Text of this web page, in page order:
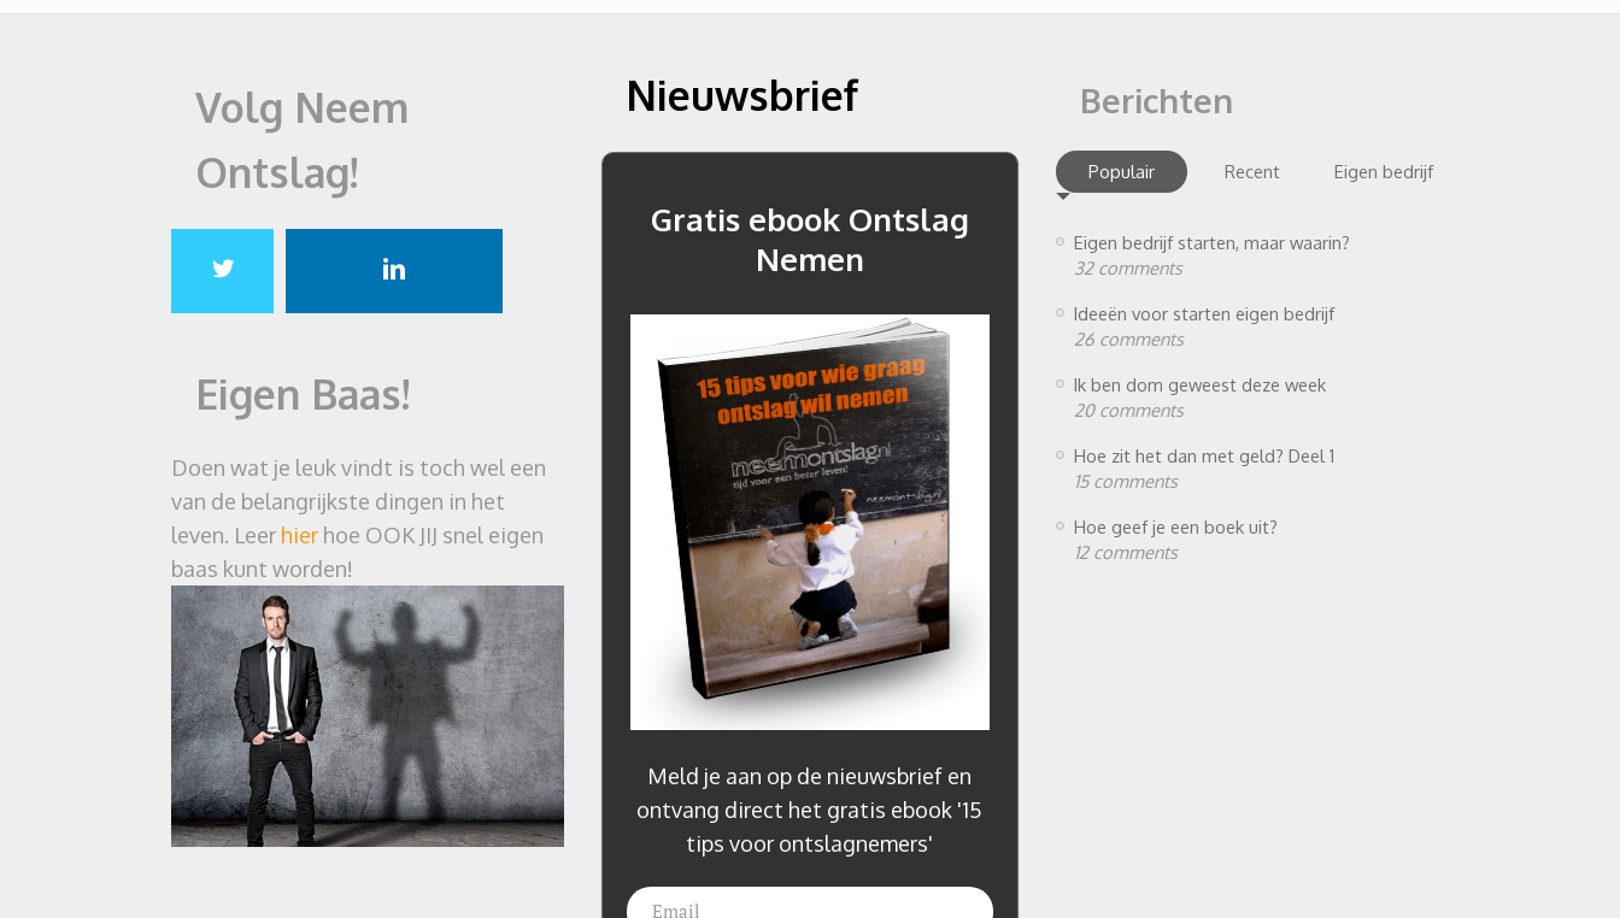
Volg Neem
Ontslag!
Eigen Baas!
Doen wat je leuk vindt is toch wel een
van de belangrijkste dingen in het
leven. Leer hier hoe OOK JIJ snel eigen
baas kunt worden!
Nieuwsbrief
Gratis ebook Ontslag
Nemen
Meld je aan op de nieuwsbrief en
ontvang direct het gratis ebook '15
tips voor ontslagnemers'
Berichten
Populair Recent Eigen bedrijf
Eigen bedrijf starten, maar waarin?
32 comments
Ideeën voor starten eigen bedrijf
26 comments
Ik ben dom geweest deze week
20 comments
Hoe zit het dan met geld? Deel 1
15 comments
Hoe geef je een boek uit?
12 comments